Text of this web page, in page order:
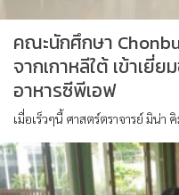
คณะนักศึกษา
จากเกาหลีใต้ เข้าเยี่
อาหารซีพีเอฟ
เมื่อเร็วๆนี้ ศาสตร์ตราจารย์ มิน่า